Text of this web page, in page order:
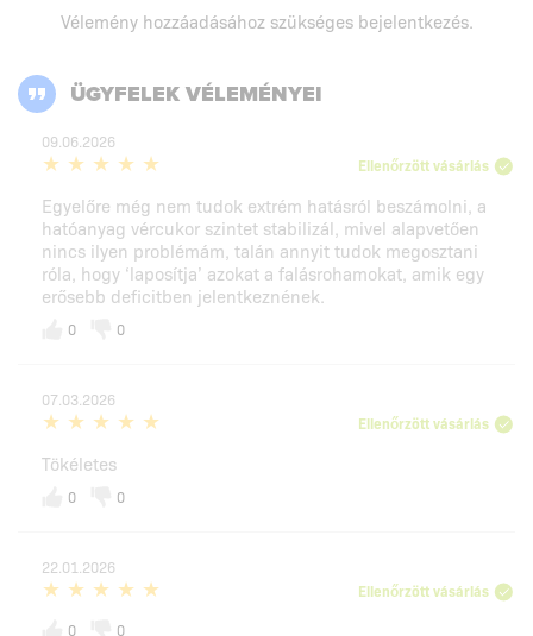
Vélemény hozzáadásához szükséges bejelentkezés.
ÜGYFELEK VÉLEMÉNYEI
09.06.2026
Ellenőrzött vásárlás
Egyelőre még nem tudok extrém hatásról beszámolni, a
hatóanyag vércukor szintet stabilizál, mivel alapvetően
nincs ilyen problémám, talán annyit tudok megosztani
róla, hogy ‘laposítja’ azokat a falásrohamokat, amik egy
erősebb deficitben jelentkeznének.
0 0
07.03.2026
Ellenőrzött vásárlás
Tökéletes
0 0
22.01.2026
Ellenőrzött vásárlás
0
0